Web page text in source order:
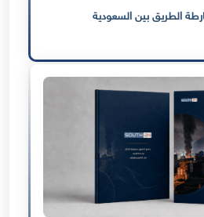
الطريق بين السعودية